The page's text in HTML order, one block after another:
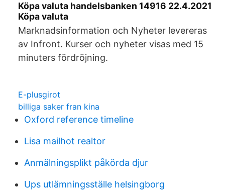
Köpa valuta handelsbanken 14916 22.4.2021
Köpa valuta
Marknadsinformation och Nyheter levereras
av Infront. Kurser och nyheter visas med 15
minuters fördröjning.
E-plusgirot
billiga saker fran kina
Oxford reference timeline
Lisa mailhot realtor
Anmälningsplikt påkörda djur
Ups utlämningsställe helsingborg